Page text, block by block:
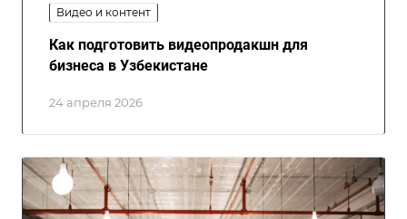
Видео и контент
24 апреля 2026
Как подготовить видеопродакшн для
бизнеса в Узбекистане